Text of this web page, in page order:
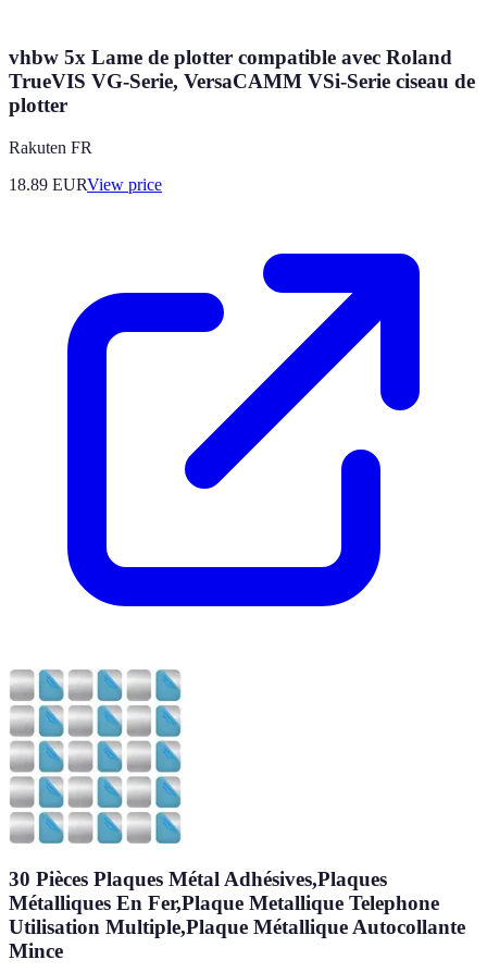
vhbw 5x Lame de plotter compatible avec Roland
TrueVIS VG-Serie, VersaCAMM VSi-Serie ciseau de
plotter
Rakuten FR
18.89 EURView price
30 Pièces Plaques Métal Adhésives,Plaques
Métalliques En Fer,Plaque Metallique Telephone
Utilisation Multiple,Plaque Métallique Autocollante
Mince